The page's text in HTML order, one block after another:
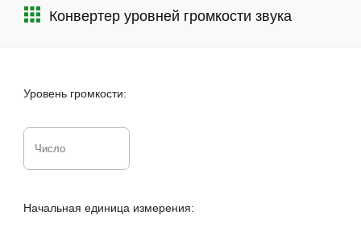
Конвертер уровней громкости звука
Уровень громкости:
Начальная единица измерения: